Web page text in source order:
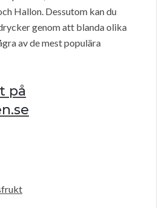
Hallon. Dessutom kan du
genom att blanda olika
av de mest populära
på